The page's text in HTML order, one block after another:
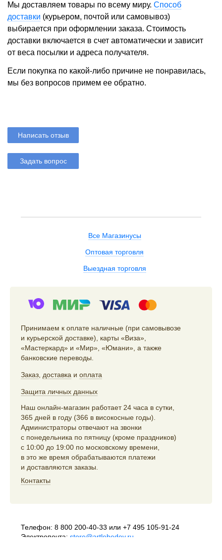
Мы доставляем товары по всему миру. Способ
доставки (курьером, почтой или самовывоз)
выбирается при оформлении заказа. Стоимость
доставки включается в счет автоматически и зависит
от веса посылки и адреса получателя.
Если покупка по какой-либо причине не понравилась,
мы без вопросов примем ее обратно.
Написать отзыв
Задать вопрос
Все Магазинусы
Оптовая торговля
Выездная торговля
Принимаем к оплате наличные (при самовывозе
и курьерской доставке), карты «Виза»,
«Мастеркард» и «Мир», «Юмани», а также
банковские переводы.
Заказ, доставка и оплата
Защита личных данных
Наш онлайн-магазин работает 24 часа в сутки,
365 дней в году (366 в високосные годы).
Администраторы отвечают на звонки
с понедельника по пятницу (кроме праздников)
с 10:00 до 19:00 по московскому времени,
в это же время обрабатываются платежи
и доставляются заказы.
Контакты
Телефон: 8 800 200-40-33 или +7 495 105-91-24
Электропочта: store@artlebedev.ru